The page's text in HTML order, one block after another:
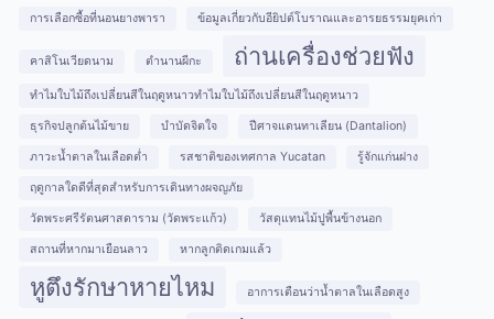
การเลือกซื้อที่นอนยางพารา ข้อมูลเกี่ยวกับอียิปต์โบราณและอารยธรรมยุคเก่า
คาสิโนเวียดนาม ตำนานผีกะ ถ่านเครื่องช่วยฟัง
ทำไมใบไม้ถึงเปลี่ยนสีในฤดูหนาวทำไมใบไม้ถึงเปลี่ยนสีในฤดูหนาว
ธุรกิจปลูกต้นไม้ขาย บำบัดจิตใจ ปีศาจแดนทาเลียน (Dantalion)
ภาวะน้ำตาลในเลือดต่ำ รสชาติของเทศกาล Yucatan รู้จักแก่นฝาง
ฤดูกาลใดดีที่สุดสำหรับการเดินทางผจญภัย
วัดพระศรีรัตนศาสดาราม (วัดพระแก้ว) วัสดุแทนไม้ปูพื้นข้างนอก
สถานที่หากมาเยือนลาว หากลูกติดเกมแล้ว
หูตึงรักษาหายไหม อาการเตือนว่าน้ำตาลในเลือดสูง